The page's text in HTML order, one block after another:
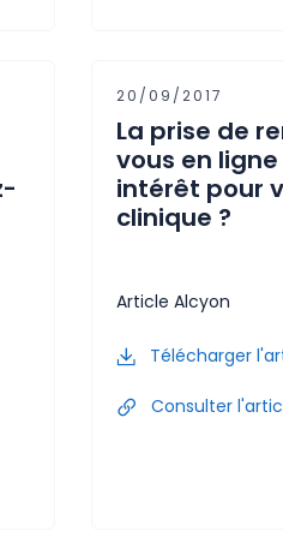
20/09/2017
La prise de
vous en ligne
intérêt pour
clinique ?
Article Alcyon
Télécharger
Consulter